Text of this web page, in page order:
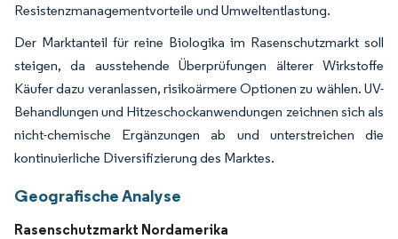
Resistenzmanagementvorteile und Umweltentlastung.
Der Marktanteil für reine Biologika im Rasenschutzmarkt soll
steigen, da ausstehende Überprüfungen älterer Wirkstoffe
Käufer dazu veranlassen, risikoärmere Optionen zu wählen. UV-
Behandlungen und Hitzeschockanwendungen zeichnen sich als
nicht-chemische Ergänzungen ab und unterstreichen die
kontinuierliche Diversifizierung des Marktes.
Geografische Analyse
Rasenschutzmarkt Nordamerika